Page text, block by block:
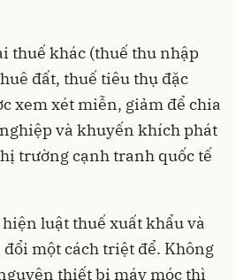
thuế khác (thuế thu nhập
đất, thuế tiêu thụ đặc
xem xét miễn, giảm để chia
và khuyến khích phát
trường cạnh tranh quốc tế
luật thuế xuất khẩu và
một cách triệt để. Không
thiết bị máy móc thì